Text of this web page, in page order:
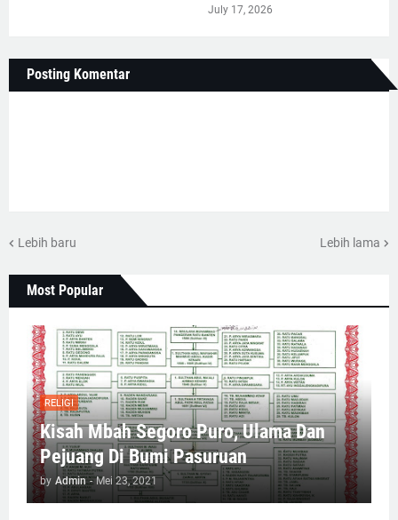
July 17, 2026
Posting Komentar
Lebih baru Lebih lama
Most Popular
RELIGI
Kisah Mbah Segoro Puro, Ulama Dan
Pejuang Di Bumi Pasuruan
by Admin - Mei 23, 2021